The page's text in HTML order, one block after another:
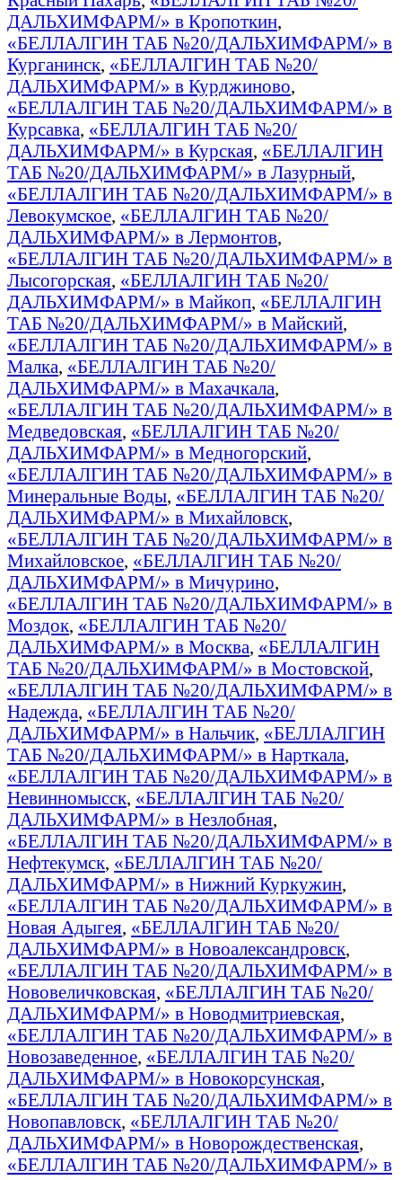
ДАЛЬХИМФАРМ/» в Кропоткин,
«БЕЛЛАЛГИН ТАБ №20/ДАЛЬХИМФАРМ/» в
Курганинск, «БЕЛЛАЛГИН ТАБ №20/
ДАЛЬХИМФАРМ/» в Курджиново,
«БЕЛЛАЛГИН ТАБ №20/ДАЛЬХИМФАРМ/» в
Курсавка, «БЕЛЛАЛГИН ТАБ №20/
ДАЛЬХИМФАРМ/» в Курская, «БЕЛЛАЛГИН
ТАБ №20/ДАЛЬХИМФАРМ/» в Лазурный,
«БЕЛЛАЛГИН ТАБ №20/ДАЛЬХИМФАРМ/» в
Левокумское, «БЕЛЛАЛГИН ТАБ №20/
ДАЛЬХИМФАРМ/» в Лермонтов,
«БЕЛЛАЛГИН ТАБ №20/ДАЛЬХИМФАРМ/» в
Лысогорская, «БЕЛЛАЛГИН ТАБ №20/
ДАЛЬХИМФАРМ/» в Майкоп, «БЕЛЛАЛГИН
ТАБ №20/ДАЛЬХИМФАРМ/» в Майский,
«БЕЛЛАЛГИН ТАБ №20/ДАЛЬХИМФАРМ/» в
Малка, «БЕЛЛАЛГИН ТАБ №20/
ДАЛЬХИМФАРМ/» в Махачкала,
«БЕЛЛАЛГИН ТАБ №20/ДАЛЬХИМФАРМ/» в
Медведовская, «БЕЛЛАЛГИН ТАБ №20/
ДАЛЬХИМФАРМ/» в Медногорский,
«БЕЛЛАЛГИН ТАБ №20/ДАЛЬХИМФАРМ/» в
Минеральные Воды, «БЕЛЛАЛГИН ТАБ №20/
ДАЛЬХИМФАРМ/» в Михайловск,
«БЕЛЛАЛГИН ТАБ №20/ДАЛЬХИМФАРМ/» в
Михайловское, «БЕЛЛАЛГИН ТАБ №20/
ДАЛЬХИМФАРМ/» в Мичурино,
«БЕЛЛАЛГИН ТАБ №20/ДАЛЬХИМФАРМ/» в
Моздок, «БЕЛЛАЛГИН ТАБ №20/
ДАЛЬХИМФАРМ/» в Москва, «БЕЛЛАЛГИН
ТАБ №20/ДАЛЬХИМФАРМ/» в Мостовской,
«БЕЛЛАЛГИН ТАБ №20/ДАЛЬХИМФАРМ/» в
Надежда, «БЕЛЛАЛГИН ТАБ №20/
ДАЛЬХИМФАРМ/» в Нальчик, «БЕЛЛАЛГИН
ТАБ №20/ДАЛЬХИМФАРМ/» в Нарткала,
«БЕЛЛАЛГИН ТАБ №20/ДАЛЬХИМФАРМ/» в
Невинномысск, «БЕЛЛАЛГИН ТАБ №20/
ДАЛЬХИМФАРМ/» в Незлобная,
«БЕЛЛАЛГИН ТАБ №20/ДАЛЬХИМФАРМ/» в
Нефтекумск, «БЕЛЛАЛГИН ТАБ №20/
ДАЛЬХИМФАРМ/» в Нижний Куркужин,
«БЕЛЛАЛГИН ТАБ №20/ДАЛЬХИМФАРМ/» в
Новая Адыгея, «БЕЛЛАЛГИН ТАБ №20/
ДАЛЬХИМФАРМ/» в Новоалександровск,
«БЕЛЛАЛГИН ТАБ №20/ДАЛЬХИМФАРМ/» в
Нововеличковская, «БЕЛЛАЛГИН ТАБ №20/
ДАЛЬХИМФАРМ/» в Новодмитриевская,
«БЕЛЛАЛГИН ТАБ №20/ДАЛЬХИМФАРМ/» в
Новозаведенное, «БЕЛЛАЛГИН ТАБ №20/
ДАЛЬХИМФАРМ/» в Новокорсунская,
«БЕЛЛАЛГИН ТАБ №20/ДАЛЬХИМФАРМ/» в
Новопавловск, «БЕЛЛАЛГИН ТАБ №20/
ДАЛЬХИМФАРМ/» в Новорождественская,
«БЕЛЛАЛГИН ТАБ №20/ДАЛЬХИМФАРМ/» в